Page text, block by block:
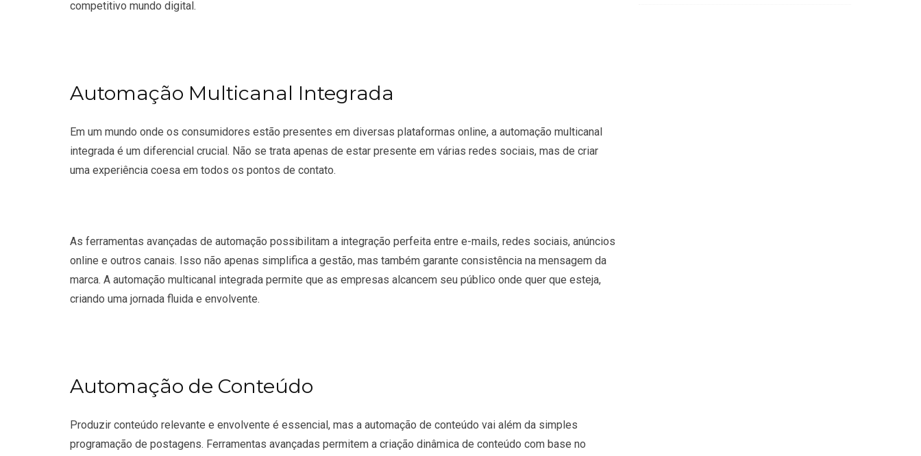
competitivo mundo digital.
Automação Multicanal Integrada
Em um mundo onde os consumidores estão presentes em diversas plataformas online, a automação multicanal
integrada é um diferencial crucial. Não se trata apenas de estar presente em várias redes sociais, mas de criar
uma experiência coesa em todos os pontos de contato.
As ferramentas avançadas de automação possibilitam a integração perfeita entre e-mails, redes sociais, anúncios
online e outros canais. Isso não apenas simplifica a gestão, mas também garante consistência na mensagem da
marca. A automação multicanal integrada permite que as empresas alcancem seu público onde quer que esteja,
criando uma jornada fluida e envolvente.
Automação de Conteúdo
Produzir conteúdo relevante e envolvente é essencial, mas a automação de conteúdo vai além da simples
programação de postagens. Ferramentas avançadas permitem a criação dinâmica de conteúdo com base no